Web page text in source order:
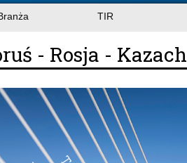
TIR
- Rosja -